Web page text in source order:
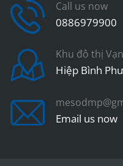
Call us now
0886979900
Khu đô thị
Hiệp Bình
Email us now